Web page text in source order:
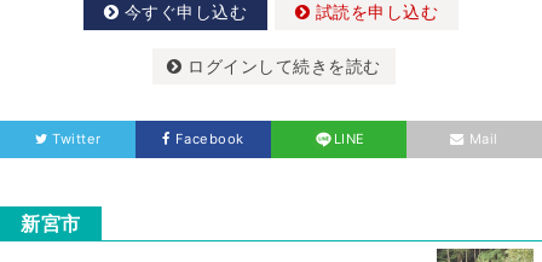
今すぐ申し込む 試読を申し込む
ログインして続きを読む
Twitter Facebook LINE Mail
新宮市